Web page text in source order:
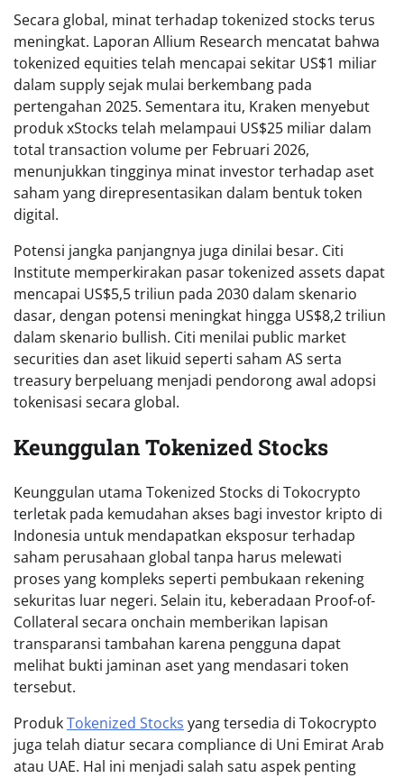
Secara global, minat terhadap tokenized stocks terus
meningkat. Laporan Allium Research mencatat bahwa
tokenized equities telah mencapai sekitar US$1 miliar
dalam supply sejak mulai berkembang pada
pertengahan 2025. Sementara itu, Kraken menyebut
produk xStocks telah melampaui US$25 miliar dalam
total transaction volume per Februari 2026,
menunjukkan tingginya minat investor terhadap aset
saham yang direpresentasikan dalam bentuk token
digital.
Potensi jangka panjangnya juga dinilai besar. Citi
Institute memperkirakan pasar tokenized assets dapat
mencapai US$5,5 triliun pada 2030 dalam skenario
dasar, dengan potensi meningkat hingga US$8,2 triliun
dalam skenario bullish. Citi menilai public market
securities dan aset likuid seperti saham AS serta
treasury berpeluang menjadi pendorong awal adopsi
tokenisasi secara global.
Keunggulan Tokenized Stocks
Keunggulan utama Tokenized Stocks di Tokocrypto
terletak pada kemudahan akses bagi investor kripto di
Indonesia untuk mendapatkan eksposur terhadap
saham perusahaan global tanpa harus melewati
proses yang kompleks seperti pembukaan rekening
sekuritas luar negeri. Selain itu, keberadaan Proof-of-
Collateral secara onchain memberikan lapisan
transparansi tambahan karena pengguna dapat
melihat bukti jaminan aset yang mendasari token
tersebut.
ProdukTokenized Stocks yang tersedia di Tokocrypto
juga telah diatur secara compliance di Uni Emirat Arab
atau UAE. Hal ini menjadi salah satu aspek penting